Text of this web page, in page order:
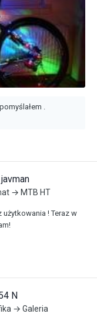
.
→ MTB HT
! Teraz w
N
→ Galeria